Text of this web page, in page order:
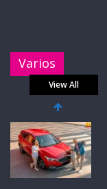
Varios
View All